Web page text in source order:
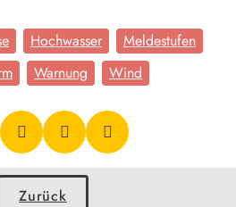
Hochwasser
Meldestufen
Warnung Wind
Zurück